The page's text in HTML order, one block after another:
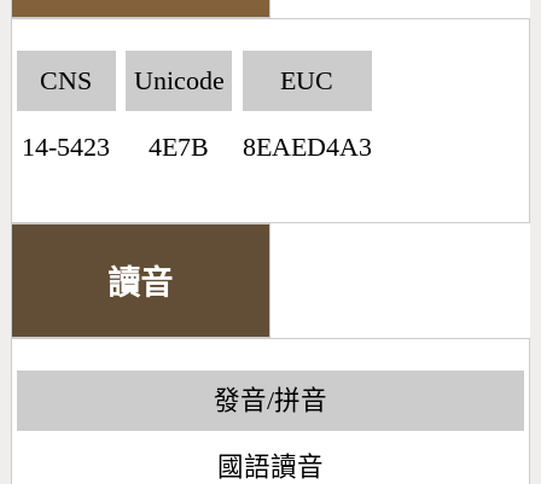
CNS
14-5423
Unicode
4E7B
EUC
8EAED4A3
讀音
發音/拼音
國語讀音